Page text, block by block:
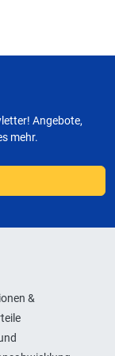
Angebote,
mehr.
&